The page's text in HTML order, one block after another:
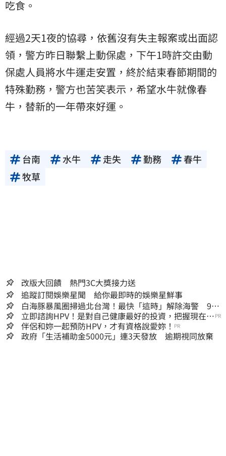
吃食。
經過2天1夜的協尋，依舊沒有失主報案或出面認
領，警方昨日聯繫上動保處，下午1時許交由動
保處人員將水牛運走安置，終於結束春節期間的
特殊勤務，警方也苦笑表示，希望水牛就像春
牛 ，替新的一年帶來好運。
台南 水牛 走失 勤務
春牛
牧草
改版大回饋 熱門3C大獎接力送
追蹤訂閱娛樂星聞 給你最即時的娛樂星鮮事
白海豚暴風圈掃過北台灣！最快「這時」解除海警 9日
停班停課一覽
立即諮詢HPV！是對自己健康最好的投資，把握現在不
嫌晚！
PR
伴侶和妳一起預防HPV，才有資格說愛妳！ PR
政府「生活補助金5000元」連3天發放 逾期視同放棄